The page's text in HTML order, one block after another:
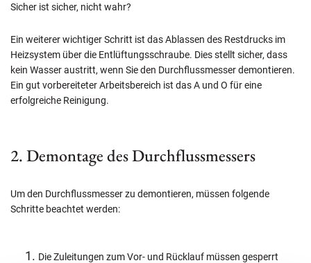
Sicher ist sicher, nicht wahr?
Ein weiterer wichtiger Schritt ist das Ablassen des Restdrucks im
Heizsystem über die Entlüftungsschraube. Dies stellt sicher, dass
kein Wasser austritt, wenn Sie den Durchflussmesser demontieren.
Ein gut vorbereiteter Arbeitsbereich ist das A und O für eine
erfolgreiche Reinigung.
2. Demontage des Durchflussmessers
Um den Durchflussmesser zu demontieren, müssen folgende
Schritte beachtet werden:
Die Zuleitungen zum Vor- und Rücklauf müssen gesperrt